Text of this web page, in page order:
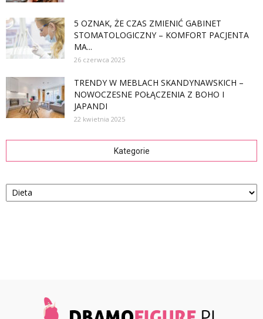
5 OZNAK, ŻE CZAS ZMIENIĆ GABINET
STOMATOLOGICZNY – KOMFORT PACJENTA
MA...
26 czerwca 2025
TRENDY W MEBLACH SKANDYNAWSKICH –
NOWOCZESNE POŁĄCZENIA Z BOHO I
JAPANDI
22 kwietnia 2025
Kategorie
Kategorie